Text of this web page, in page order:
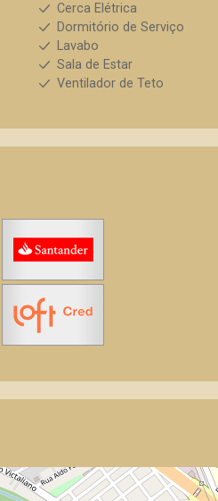
Cerca Elétrica
Dormitório de Serviço
Lavabo
Sala de Estar
Ventilador de Teto